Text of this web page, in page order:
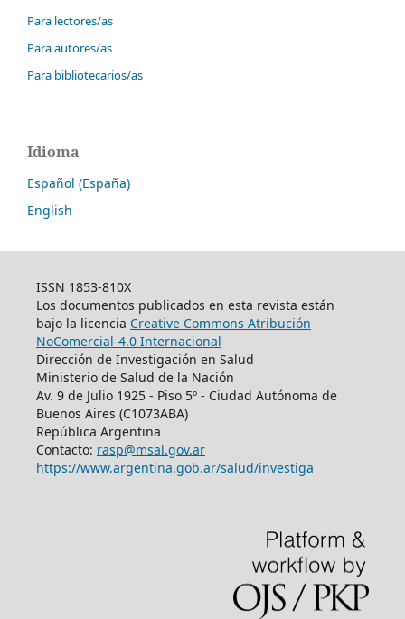
Para lectores/as
Para autores/as
Para bibliotecarios/as
Idioma
Español (España)
English
ISSN 1853-810X
Los documentos publicados en esta revista están
bajo la licencia Creative Commons Atribución
NoComercial-4.0 Internacional
Dirección de Investigación en Salud
Ministerio de Salud de la Nación
Av. 9 de Julio 1925 - Piso 5º - Ciudad Autónoma de
Buenos Aires (C1073ABA)
República Argentina
Contacto: rasp@msal.gov.ar
https://www.argentina.gob.ar/salud/investiga